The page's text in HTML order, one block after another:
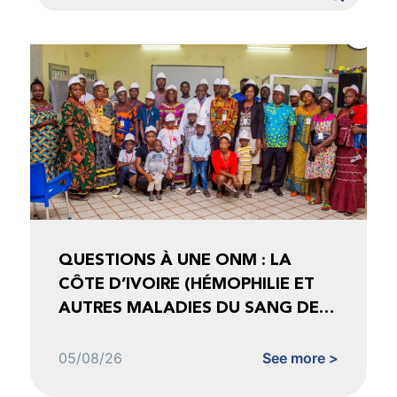
QUESTIONS À UNE ONM : LA
CÔTE D’IVOIRE (HÉMOPHILIE ET
AUTRES MALADIES DU SANG DE
05/08/26 See more >